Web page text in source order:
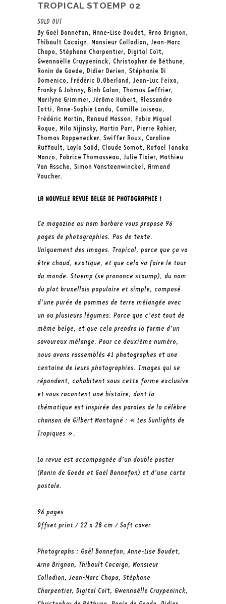
TROPICAL STOEMP 02
SOLD OUT
By Gaël Bonnefon, Anne-Lise Boudet, Arno Brignon,
Thibault Cocaign, Monsieur Collodion, Jean-Marc
Chapa, Stéphane Charpentier, Digital Coït,
Gwennaëlle Cruypeninck, Christopher de Béthune,
Ronin de Goede, Didier Derien, Stéphanie Di
Domenico, Frédéric D.Oberland, Jean-Luc Feixa,
Franky & Johnny, Binh Galan, Thomas Geffrier,
Marilyne Grimmer, Jérôme Hubert, Alessandro
Iotti, Anne-Sophie Landu, Camille Loiseau,
Frédéric Martin, Renaud Masson, Fabio Miguel
Roque, Mila Nijinsky, Martin Parr, Pierre Rahier,
Thomas Roppenecker, Swiffer Roux, Caroline
Ruffault, Layla Saâd, Claude Somot, Rafael Tanaka
Monzo, Fabrice Thomasseau, Julie Tixier, Mathieu
Van Assche, Simon Vansteenwinckel, Armand
Vaucher.
LA NOUVELLE REVUE BELGE DE PHOTOGRAPHIE !
Ce magazine au nom barbare vous propose 96
pages de photographies. Pas de texte.
Uniquement des images. Tropical, parce que ça va
être chaud, exotique, et que cela va faire le tour
du monde. Stoemp (se prononce stoump), du nom
du plat bruxellois populaire et simple, composé
d’une purée de pommes de terre mélangée avec
un ou plusieurs légumes. Parce que c’est tout de
même belge, et que cela prendra la forme d’un
savoureux mélange. Pour ce deuxième numéro,
nous avons rassemblés 41 photographes et une
centaine de leurs photographies. Images qui se
répondent, cohabitent sous cette forme exclusive
et vous racontent une histoire, dont la
thématique est inspirée des paroles de la célèbre
chanson de Gilbert Montagné : « Les Sunlights de
Tropiques ».
La revue est accompagnée d’un double poster
(Ronin de Goede et Gaël Bonnefon) et d’une carte
postale.
96 pages
Offset print / 22 x 28 cm / Soft cover
Photographs : Gaël Bonnefon, Anne-Lise Boudet,
Arno Brignon, Thibault Cocaign, Monsieur
Collodion, Jean-Marc Chapa, Stéphane
Charpentier, Digital Coït, Gwennaëlle Cruypeninck,